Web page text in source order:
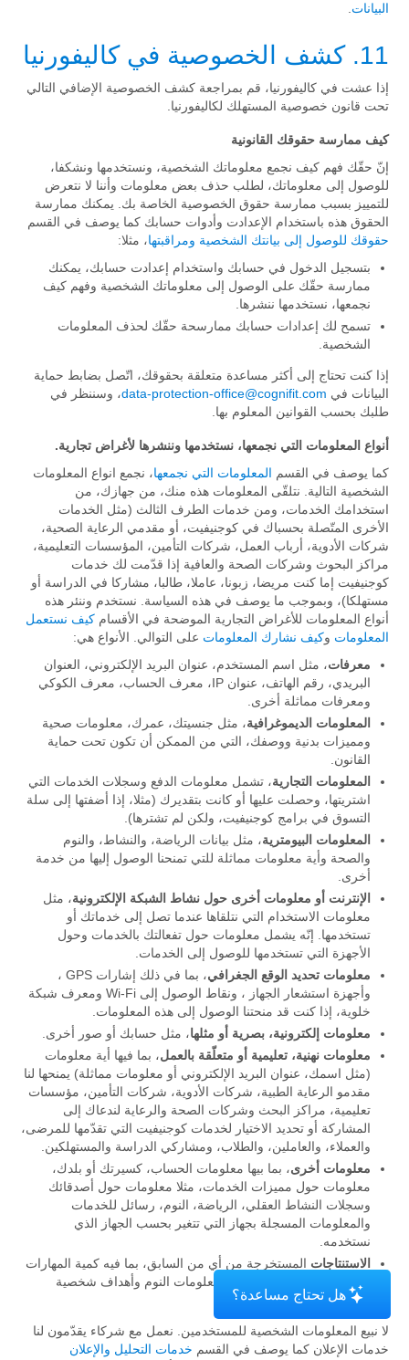
البيانات
11. كشف الخصوصية في كاليفورنيا
إذا عشت في كاليفورنيا، قم بمراجعة كشف الخصوصية الإضافي التالي
تحت قانون خصوصية المستهلك لكاليفورنيا.
كيف ممارسة حقوقك القانونية
إنّ حقّك فهم كيف نجمع معلوماتك الشخصية، ونستخدمها ونشكفا،
للوصول إلى معلوماتك، لطلب حذف بعض معلومات وأننا لا نتعرض
للتمييز بسبب ممارسة حقوق الخصوصية الخاصة بك. يمكنك ممارسة
الحقوق هذه باستخدام الإعدادت وأدوات حسابك كما يوصف في القسم
حقوقك للوصول إلى بيانتك الشخصية ومراقبتها، مثلا:
بتسجيل الدخول في حسابك واستخدام إعدادت حسابك، يمكنك
ممارسة حقّك على الوصول إلى معلوماتك الشخصية وفهم كيف
نجمعها، نستخدمها ننشرها.
تسمح لك إعدادات حسابك ممارسحة حقّك لحذف المعلومات
الشخصية.
إذا كنت تحتاج إلى أكثر مساعدة متعلقة بحقوقك، اتّصل بضابط حماية
البيانات في data-protection-office@cognifit.com، وسننظر في
طلبك بحسب القوانين المعلوم بها.
أنواع المعلومات التي نجمعها، نستخدمها وننشرها لأغراض تجارية.
كما يوصف في القسم المعلومات التي نجمعها، نجمع انواع المعلومات
الشخصية التالية. نتلقّى المعلومات هذه منك، من جهازك، من
استخدامك الخدمات، ومن خدمات الطرف الثالث (مثل الخدمات
الأخرى المتّصلة بحسباك في كوجنيفيت، أو مقدمي الرعاية الصحية،
شركات الأدوية، أرباب العمل، شركات التأمين، المؤسسات التعليمية،
مراكز البحوث وشركات الصحة والعافية إذا قدّمت لك خدمات
كوجنيفيت إما كنت مريضا، زبونا، عاملا، طالبا، مشاركا في الدراسة أو
مستهلكا)، وبموجب ما يوصف في هذه السياسة. نستخدم وننئر هذه
أنواع المعلومات للأغراض التجارية الموضحة في الأقسامكيف نستعمل
المعلومات وكيف نشارك المعلومات على التوالي. الأنواع هي:
معرفات، مثل اسم المستخدم، عنوان البريد الإلكتروني، العنوان
البريدي، رقم الهاتف، عنوان IP، معرف الحساب، معرف الكوكي
ومعرفات مماثلة أخرى.
المعلومات الديموغرافية، مثل جنسيتك، عمرك، معلومات صحية
ومميزات بدنية ووصفك، التي من الممكن أن تكون تحت حماية
القانون.
المعلومات التجارية، تشمل معلومات الدفع وسجلات الخدمات التي
اشتريتها، وحصلت عليها أو كانت بتقديرك (مثلا، إذا أضفتها إلى سلة
التسوق في برامج كوجنيفيت، ولكن لم تشترها).
المعلومات البيومترية، مثل بيانات الرياضة، والنشاط، والنوم
والصحة وأية معلومات مماثلة للتي تمنحنا الوصول إليها من خدمة
أخرى.
الإنترنت أو معلومات أخرى حول نشاط الشبكة الإلكترونية، مثل
معلومات الاستخدام التي نتلقاها عندما تصل إلى خدماتك أو
تستخدمها. إنّه يشمل معلومات حول تفعالتك بالخدمات وحول
الأجهزة التي تستخدمها للوصول إلى الخدمات.
معلومات تحديد الوقع الجغرافي
، بما في ذلك إشارات GPS ،
وأجهزة استشعار الجهاز ، ونقاط الوصول إلى Wi-Fi ومعرف شبكة
خلوية، إذا كنت قد منحتنا الوصول إلى هذه المعلومات.
معلومات إلكترونية، بصرية أو مثلها، مثل حسابك أو صور أخرى.
معلومات نهنية، تعليمية أو متعلّقة بالعمل، بما فيها أية معلومات
(مثل اسمك، عنوان البريد الإلكتروني أو معلومات مماثلة) يمنحها لنا
مقدمو الرعاية الطبية، شركات الأدوية، شركات التأمين، مؤسسات
تعليمية، مراكز البحث وشركات الصحة والرعاية لندعاك إلى
المشاركة أو تحديد الاختيار لخدمات كوجنيفيت التي تقدّمها للمرضى،
والعملاء، والعاملين، والطلاب، ومشاركي الدراسة والمستهلكين.
معلومات أخرى، بما بيها معلومات الحساب، كسيرتك أو بلدك،
معلومات حول مميزات الخدمات، مثلا معلومات حول أصدقائك
وسجلات النشاط العقلي، الرياضة، النوم، رسائل للخدمات
والمعلومات المسجلة بجهاز التي تتغير بحسب الجهاز الذي
نستخدمه.
الاستنتاجات المستخرجة من أي من السابق، بما فيه كمية المهارات
المعرفية التي قيّمتها، درّبتها، معلومات النوم وأهداف شخصية
للرياضة والنشاط.
لا نبيع المعلومات الشخصية للمستخدمين. نعمل مع شركاء يقدّمون لنا
خدمات الإعلان كما يوصف في القسم خدمات التحليل والإعلان
هل تحتاج مساعدة؟